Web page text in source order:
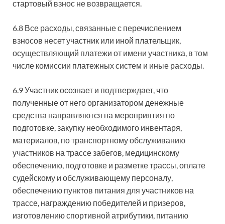
стартовый взнос не возвращается.
6.8 Все расходы, связанные с перечислением
взносов несет участник или иной плательщик,
осуществляющий платежи от имени участника, в том
числе комиссии платежных систем и иные расходы.
6.9 Участник осознает и подтверждает, что
полученные от него организатором денежные
средства направляются на мероприятия по
подготовке, закупку необходимого инвентаря,
материалов, по транспортному обслуживанию
участников на трассе забегов, медицинскому
обеспечению, подготовке и разметке трассы, оплате
судейскому и обслуживающему персоналу,
обеспечению пунктов питания для участников на
трассе, награждению победителей и призеров,
изготовлению спортивной атрибутики, питанию